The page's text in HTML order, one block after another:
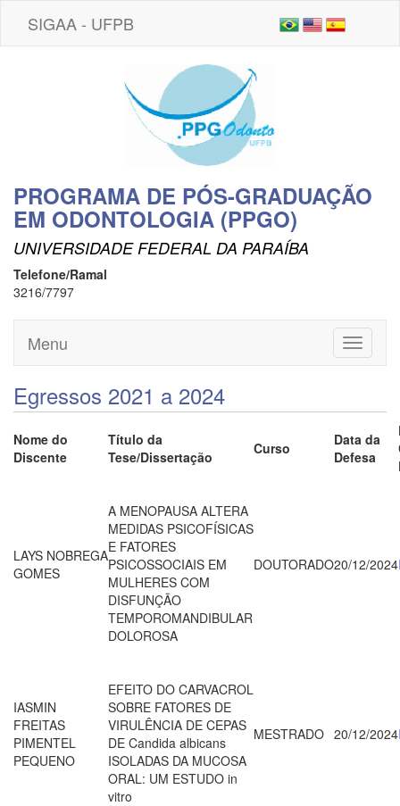
SIGAA - UFPB
PROGRAMA DE PÓS-GRADUAÇÃO
EM ODONTOLOGIA (PPGO)
UNIVERSIDADE FEDERAL DA PARAÍBA
Telefone/Ramal
3216/7797
Toggle
Menu
Egressos 2021 a 2024
Nome do
Discente
Título da
Tese/Dissertação
Curso
Data da
Defesa
LAYS NOBREGA
GOMES
A MENOPAUSA ALTERA
MEDIDAS PSICOFÍSICAS
E FATORES
PSICOSSOCIAIS EM
MULHERES COM
DISFUNÇÃO
TEMPOROMANDIBULAR
DOLOROSA
DOUTORADO20/12/2024
IASMIN
FREITAS
PIMENTEL
PEQUENO
EFEITO DO CARVACROL
SOBRE FATORES DE
VIRULÊNCIA DE CEPAS
DE Candida albicans
ISOLADAS DA MUCOSA
ORAL: UM ESTUDO in
vitro
MESTRADO 20/12/2024